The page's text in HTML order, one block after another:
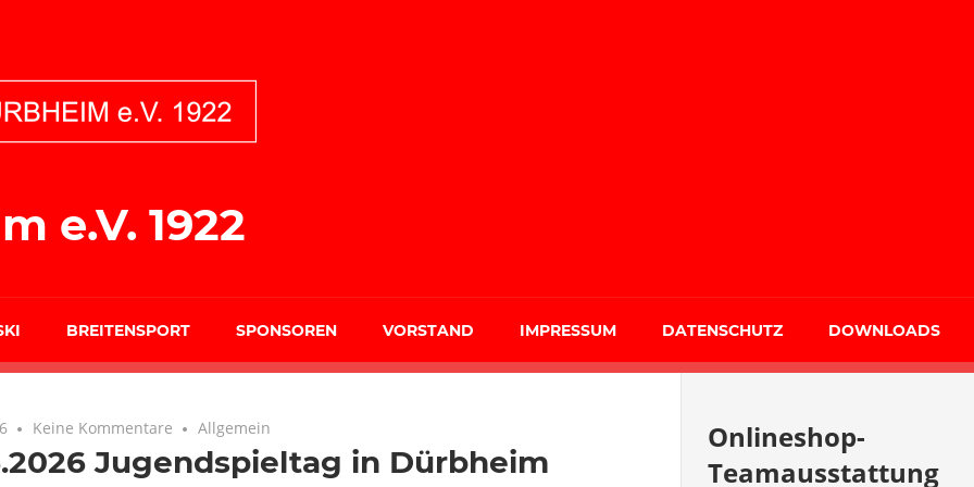
e.V. 1922
BREITENSPORT SPONSOREN VORSTAND IMPRESSUM DATENSCHUTZ DOWNLOADS
Keine Kommentare Allgemein
Jugendspieltag in Dürbheim
Onlineshop-
Teamausstattung